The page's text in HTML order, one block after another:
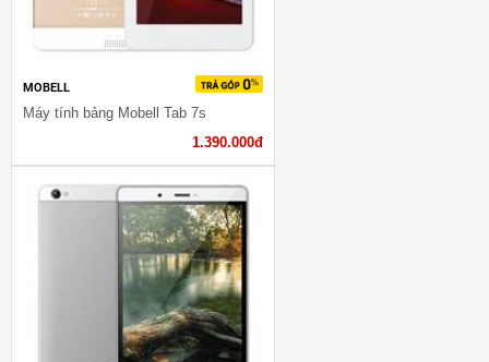
MOBELL
Máy tính bảng Mobell Tab 7s
1.390.000đ